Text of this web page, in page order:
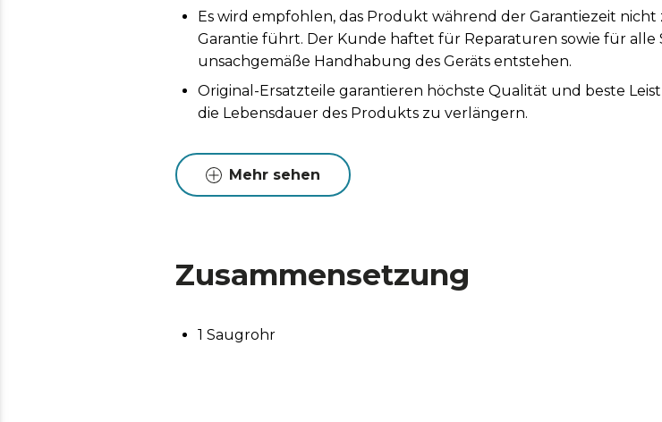
Es wird empfohlen, das Produkt während der Garantiezeit
Garantie führt. Der Kunde haftet für Reparaturen sowie für
unsachgemäße Handhabung des Geräts entstehen.
Original-Ersatzteile garantieren höchste Qualität und beste
die Lebensdauer des Produkts zu verlängern.
Mehr sehen
Zusammensetzung
1 Saugrohr